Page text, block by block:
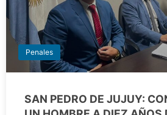
Penales
SAN PEDRO DE JUJUY: